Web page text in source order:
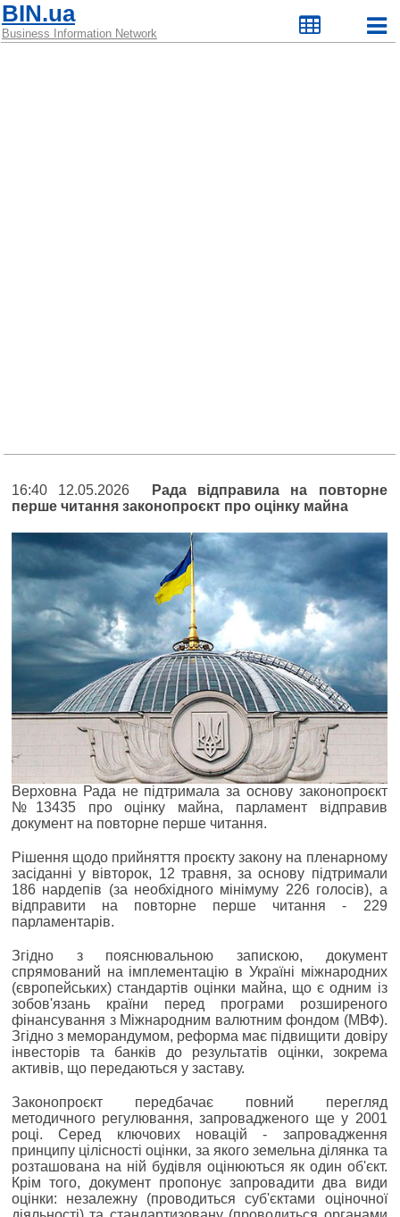
BIN.ua
Business Information Network
16:40 12.05.2026
Рада відправила на повторне
перше читання законопроєкт про оцінку майна
Верховна Рада не підтримала за основу законопроєкт
№13435 про оцінку майна, парламент відправив
документ на повторне перше читання.
Рішення щодо прийняття проєкту закону на пленарному
засіданні у вівторок, 12 травня, за основу підтримали
186 нардепів (за необхідного мінімуму 226 голосів), а
відправити на повторне перше читання - 229
парламентарів.
Згідно з пояснювальною запискою, документ
спрямований на імплементацію в Україні міжнародних
(європейських) стандартів оцінки майна, що є одним із
зобов'язань країни перед програми розширеного
фінансування з Міжнародним валютним фондом (МВФ).
Згідно з меморандумом, реформа має підвищити довіру
інвесторів та банків до результатів оцінки, зокрема
активів, що передаються у заставу.
Законопроєкт передбачає повний перегляд
методичного регулювання, запровадженого ще у 2001
році. Серед ключових новацій - запровадження
принципу цілісності оцінки, за якого земельна ділянка та
розташована на ній будівля оцінюються як один об'єкт.
Крім того, документ пропонує запровадити два види
оцінки: незалежну (проводиться суб'єктами оціночної